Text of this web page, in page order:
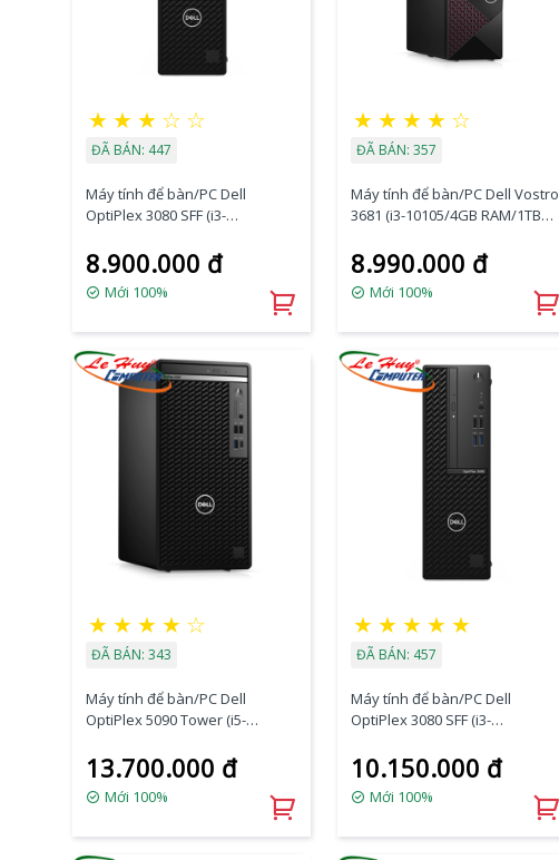
★ ★ ★ ☆ ☆
ĐÃ BÁN: 447
Máy tính để bàn/PC Dell
OptiPlex 3080 SFF (i3-
HDD/DVDRW/VGA
Port/K+M/Fedora)
8.900.000 đ
Mới 100%
★ ★ ★ ★ ☆
ĐÃ BÁN: 357
Máy tính để bàn/PC Dell Vostro
3681 (i3-10105/4GB RAM/1TB
(STI38400W-4G-1T)
8.990.000 đ
Mới 100%
★ ★ ★ ★ ☆
ĐÃ BÁN: 343
Máy tính để bàn/PC Dell
OptiPlex 5090 Tower (i5-
HDD/DVDRW/K+M/Ubuntu)
(70272953)
13.700.000 đ
Mới 100%
★ ★ ★ ★ ★
ĐÃ BÁN: 457
Máy tính để bàn/PC Dell
OptiPlex 3080 SFF (i3-
SSD/DVDRW/K+M/Fedora)
(70272952)
10.150.000 đ
Mới 100%